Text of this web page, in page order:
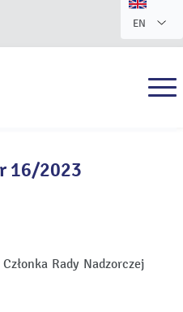
EN
16/2023
Rady Nadzorczej